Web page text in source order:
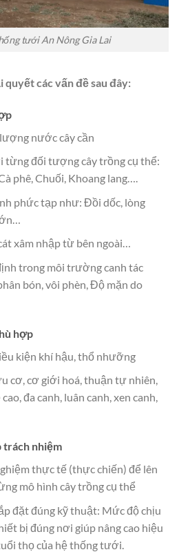
tưới An Nông Gia Lai
quyết các vấn đề sau đây:
nước cây cần
từng đối tượng cây trồng cụ thể:
phê, Chuối, Khoang lang….
phức tạp như: Đồi dốc, lòng
xâm nhập từ bên ngoài…
trong môi trường canh tác
bón, vôi phèn, Độ mặn do
hợp
kiện khí hậu, thổ nhưỡng
cơ, cơ giới hoá, thuận tự nhiên,
đa canh, luân canh, xen canh,
trách nhiệm
thực tế (thực chiến) để lên
mô hình cây trồng cụ thể
đặt đúng kỹ thuật: Mức độ chịu
bị đúng nơi giúp nâng cao hiệu
thọ của hệ thống tưới.